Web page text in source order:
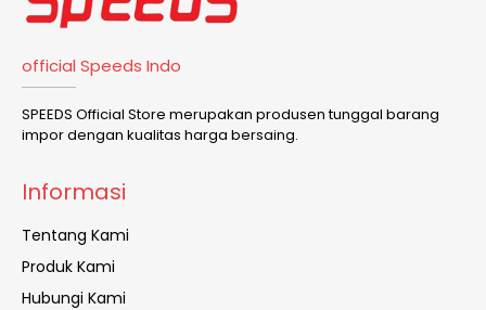
official Speeds Indo
SPEEDS Official Store merupakan produsen tunggal barang
impor dengan kualitas harga bersaing.
Informasi
Tentang Kami
Produk Kami
Hubungi Kami